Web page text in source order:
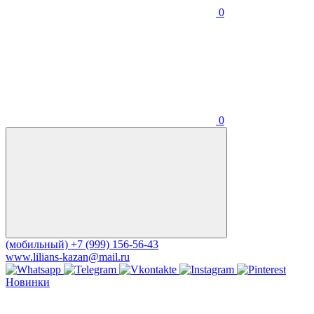
0
0
(мобильный) +7 (999) 156-56-43
www.lilians-kazan@mail.ru
Новинки